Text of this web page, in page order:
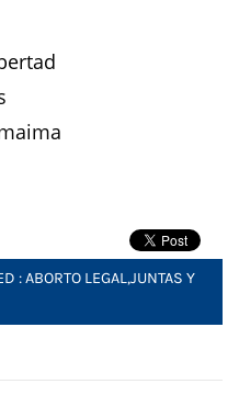
:ABORTO LEGAL,JUNTAS Y